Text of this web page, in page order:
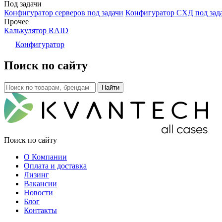
Под задачи
Конфигуратор серверов под задачи Конфигуратор СХД под
Прочее
Калькулятор RAID
Конфигуратор
Поиск по сайту
Поиск по сайту
О Компании
Оплата и доставка
Лизинг
Вакансии
Новости
Блог
Контакты